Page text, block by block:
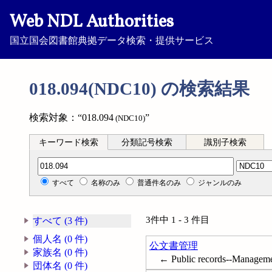
Web NDL Authorities
国立国会図書館典拠データ検索・提供サービス
018.094(NDC10) の検索結果
検索対象：“018.094 (NDC10)”
キーワード検索 分類記号検索 識別子検索
分類記号検索
すべて 名称のみ 普通件名のみ ジャンルのみ
すべて (3 件)
個人名 (0 件)
家族名 (0 件)
団体名 (0 件)
3件中 1 - 3 件目
公文書管理
← Public records--